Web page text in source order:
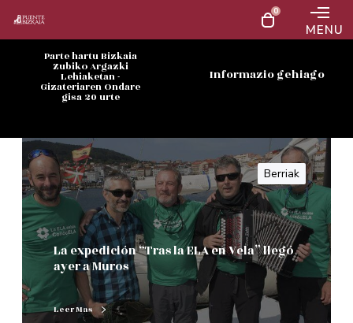
0
MENU
Parte hartu Bizkaia
Zubiko Argazki
Lehiaketan -
Gizateriaren Ondare
gisa 20 urte
Informazio gehiago
Berriak
La expedición “Tras la ELA en Vela” llegó
ayer a Muros
Leer Mas